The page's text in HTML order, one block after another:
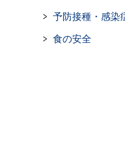
予防接種・感染
食の安全